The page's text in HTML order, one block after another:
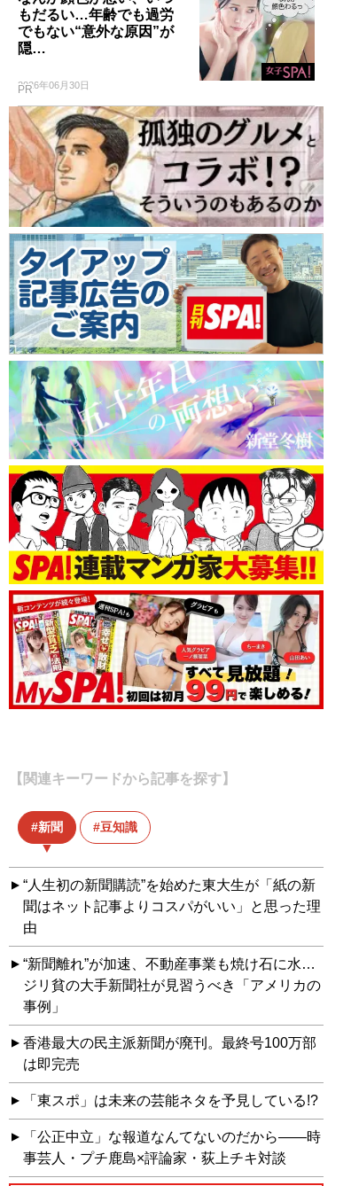
もだるい…年齢でも過労
でもない“意外な原因”が
隠…
2026年06月30日
PR
【関連キーワードから記事を探す】
新聞 豆知識
“人生初の新聞購読”を始めた東大生が「紙の新
聞はネット記事よりコスパがいい」と思った理
由
“新聞離れ”が加速、不動産事業も焼け石に水…
ジリ貧の大手新聞社が見習うべき「アメリカの
事例」
香港最大の民主派新聞が廃刊。最終号100万部
は即完売
「東スポ」は未来の芸能ネタを予見している!?
「公正中立」な報道なんてないのだから――時
事芸人・プチ鹿島×評論家・荻上チキ対談